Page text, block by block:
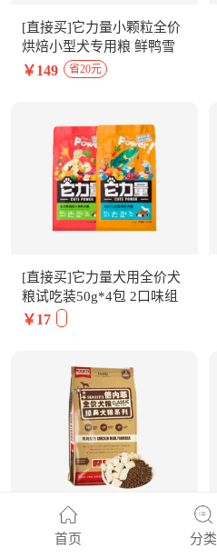
[直接买]它力量小颗粒全价
烘焙小型犬专用粮 鲜鸭雪
梨口味2kg
￥149 省20元
[直接买]它力量犬用全价犬
粮试吃装50g*4包 2口味组
合
￥17
[直接买]倍内菲经典系列 鸡
肉配方全价无谷冻干全犬粮
首页 分类